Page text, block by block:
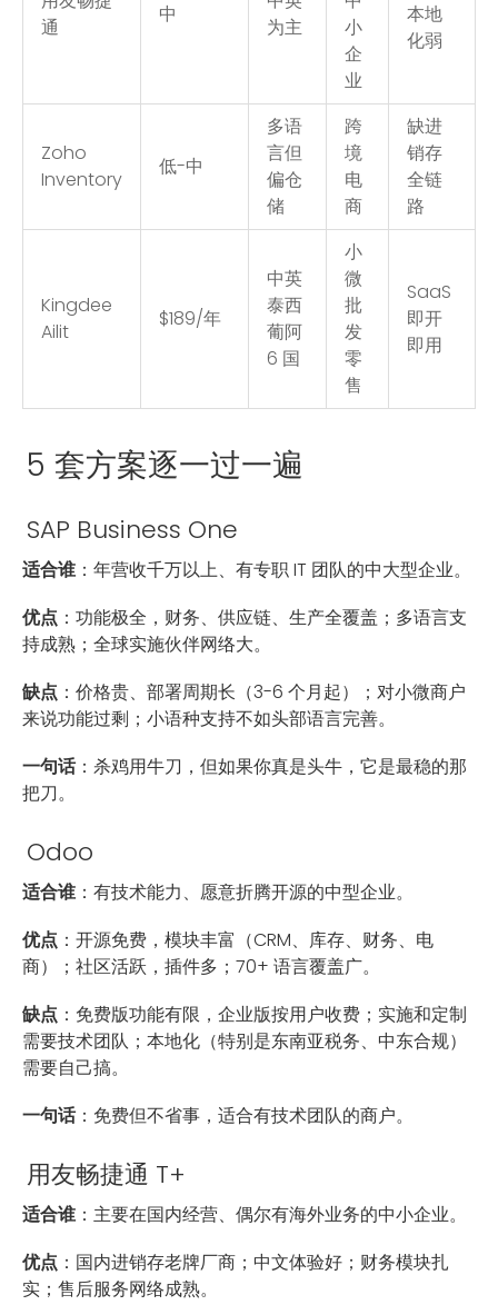
通
中
为主
小
企
业
本地
化弱
Zoho
Inventory
低-中
多语
言但
偏仓
储
跨
境
电
商
缺进
销存
全链
路
Kingdee
Ailit
$189/年
中英
泰西
葡阿
6 国
小
微
批
发
零
售
SaaS
即开
即用
5 套方案逐一过一遍
SAP Business One
适合谁 ：年营收千万以上、有专职 IT 团队的中大型企业。
优点 ：功能极全，财务、供应链、生产全覆盖；多语言支
持成熟；全球实施伙伴网络大。
缺点 ：价格贵、部署周期长（3-6 个月起）；对小微商户
来说功能过剩；小语种支持不如头部语言完善。
一句话：杀鸡用牛刀，但如果你真是头牛，它是最稳的那
把刀。
Odoo
适合谁 ：有技术能力、愿意折腾开源的中型企业。
优点 ：开源免费，模块丰富（CRM、库存、财务、电
商）；社区活跃，插件多；70+ 语言覆盖广。
缺点 ：免费版功能有限，企业版按用户收费；实施和定制
需要技术团队；本地化（特别是东南亚税务、中东合规）
需要自己搞。
一句话：免费但不省事，适合有技术团队的商户。
用友畅捷通 T+
适合谁 ：主要在国内经营、偶尔有海外业务的中小企业。
优点 ：国内进销存老牌厂商；中文体验好；财务模块扎
实；售后服务网络成熟。